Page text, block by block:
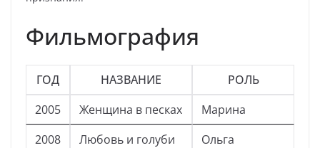
Фильмография
ГОД НАЗВАНИЕ
РОЛЬ
2005
Женщина в песках
Марина
2008
Любовь и голуби
Ольга